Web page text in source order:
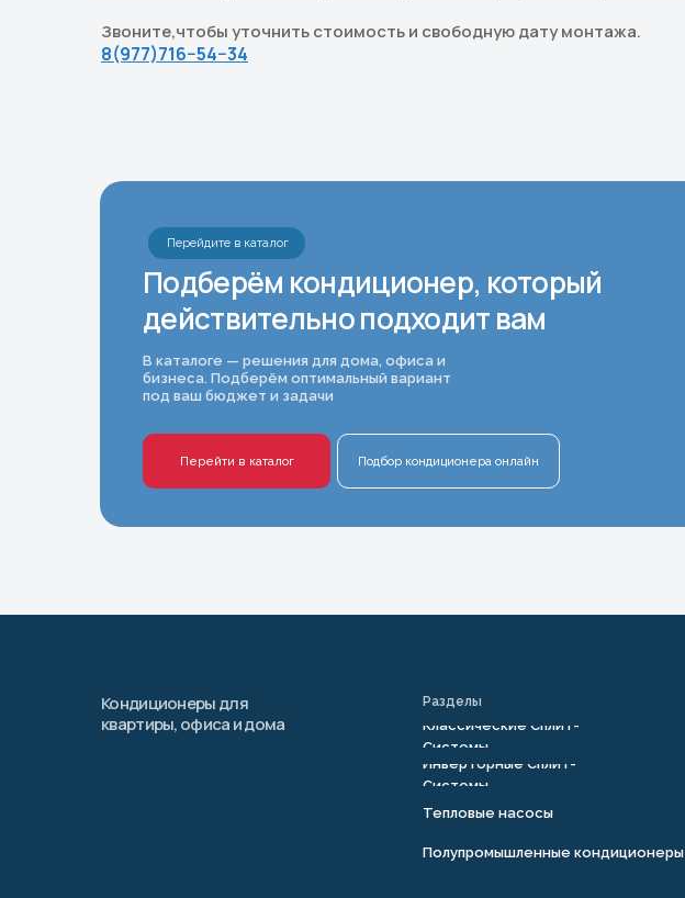
Звоните,чтобы уточнить стоимость и свободную дату монтажа.
8(977)716−54−34
Подберём кондиционер, который
действительно подходит вам
В каталоге — решения для дома, офиса и
бизнеса. Подберём оптимальный вариант
под ваш бюджет и задачи
Перейдите в каталог
Перейти в каталог Подбор кондиционера онлайн
Кондиционеры для
квартиры, офиса и дома
Разделы
Классические Сплит-
Системы
Инверторные Сплит-
Системы
Тепловые насосы
Полупромышленные кондиционеры